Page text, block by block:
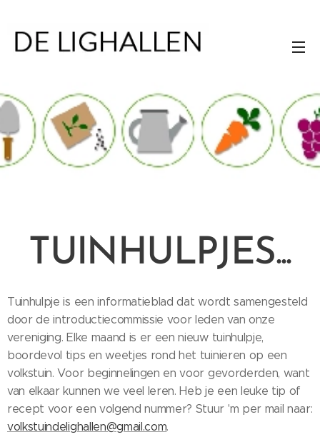
TUINHULPJES...
Tuinhulpje is een informatieblad dat wordt samengesteld
door de introductiecommissie voor leden van onze
vereniging. Elke maand is er een nieuw tuinhulpje,
boordevol tips en weetjes rond het tuinieren op een
volkstuin. Voor beginnelingen en voor gevorderden, want
van elkaar kunnen we veel leren. Heb je een leuke tip of
recept voor een volgend nummer? Stuur 'm per mail naar:
volkstuindelighallen@gmail.com.